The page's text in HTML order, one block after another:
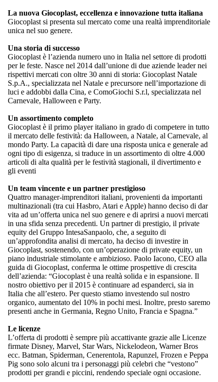
La nuova Giocoplast, eccellenza e innovazione tutta italiana
Giocoplast si presenta sul mercato come una realtà imprenditoriale
unica nel suo genere.
Una storia di successo
Giocoplast è l’azienda numero uno in Italia nel settore di prodotti
per le feste. Nasce nel 2014 dall’unione di due aziende leader nei
rispettivi mercati con oltre 30 anni di storia: Giocoplast Natale
S.p.A., specializzata nel Natale e precursore nell’importazione di
luci e addobbi dalla Cina, e ComoGiochi S.r.l, specializzata nel
Carnevale, Halloween e Party.
Un assortimento completo
Giocoplast è il primo player italiano in grado di competere in tutto
il mercato delle festività: da Halloween, a Natale, al Carnevale, al
mondo Party. La capacità di dare una risposta unica e generale ad
ogni tipo di esigenza, si traduce in un assortimento di oltre 4.000
articoli di alta qualità per le festività stagionali, il divertimento e
gli eventi
Un team vincente e un partner prestigioso
Quattro manager-imprenditori italiani, provenienti da importanti
multinazionali (tra cui Hasbro, Atari e Apple) hanno deciso di dar
vita ad un’offerta unica nel suo genere e di aprirsi a nuovi mercati
in una sfida senza precedenti. Un partner di prestigio, il private
equity del Gruppo IntesaSanpaolo, che, a seguito di
un’approfondita analisi di mercato, ha deciso di investire in
Giocoplast, sostenendo, con un’operazione di private equity, un
piano industriale stimolante e ambizioso. Paolo Iacono, CEO alla
guida di Giocoplast, conferma le ottime prospettive di crescita
dell’azienda: “Giocoplast è una realtà solida e in espansione. Il
nostro obiettivo per il 2015 è continuare ad espanderci, sia in
Italia che all’estero. Per questo stiamo investendo sul nostro
organico, aumentato del 10% in pochi mesi. Inoltre, presto saremo
presenti anche in Germania, Regno Unito, Francia e Spagna.”
Le licenze
L’offerta di prodotti è sempre più accattivante grazie alle Licenze
firmate Disney, Marvel, Star Wars, Nickelodeon, Warner Bros
ecc. Batman, Spiderman, Cenerentola, Rapunzel, Frozen e Peppa
Pig sono solo alcuni tra i personaggi più celebri che “vestono”
prodotti per grandi e piccini, rendendo speciale ogni occasione.